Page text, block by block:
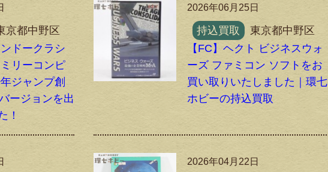
京都中野区
ドークラシ
リーコンピ
ジャンプ創
ージョンを出
！
2026年06月25日
持込買取
東京都中野区
【FC】ヘクト ビジネスウォ
ーズ ファミコン ソフトをお
買い取りいたしました｜環七
ホビーの持込買取
2026年04月22日